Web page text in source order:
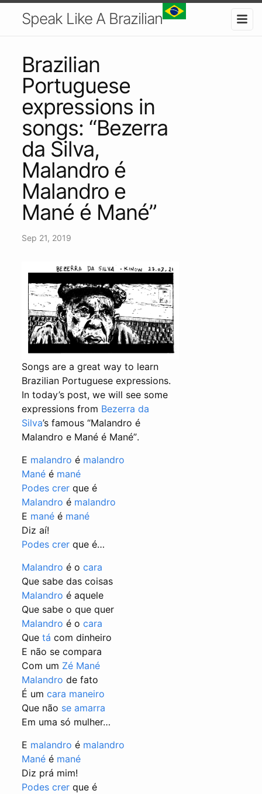
Speak Like A Brazilian
Brazilian
Portuguese
expressions in
songs: “Bezerra
da Silva,
Malandro é
Malandro e
Mané é Mané”
Sep 21, 2019
Songs are a great way to learn
Brazilian Portuguese expressions.
In today’s post, we will see some
expressions from Bezerra da
Silva’s famous“Malandro é
Malandro e Mané é Mané”.
E malandro é malandro
Mané é mané
Podes crer que é
Malandro é malandro
E mané é mané
Diz aí!
Podes crer que é…
Malandro é ocara
Que sabe das coisas
Malandro é aquele
Que sabe o que quer
Malandro é ocara
Quetá com dinheiro
E não se compara
Com um Zé Mané
Malandro de fato
É umcara maneiro
Que não se amarra
Em uma só mulher…
E malandro é malandro
Mané é mané
Diz prá mim!
Podes crer que é